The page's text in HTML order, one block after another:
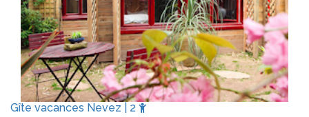
Gîte vacances Nevez | 2